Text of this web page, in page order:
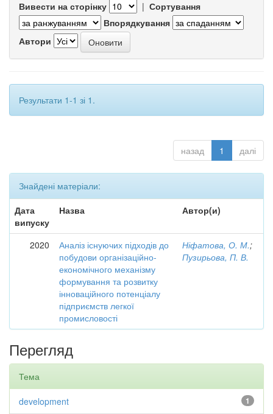
Вивести на сторінку | Сортування
Впорядкування
Автори
Результати 1-1 зі 1.
назад 1 далі
Знайдені матеріали:
Дата
випуску
Назва Автор(и)
2020
Аналіз існуючих підходів до
побудови організаційно-
економічного механізму
формування та розвитку
інноваційного потенціалу
підприємств легкої
промисловості
Ніфатова, О. М.;
Пузирьова, П. В.
Перегляд
Тема
1
development